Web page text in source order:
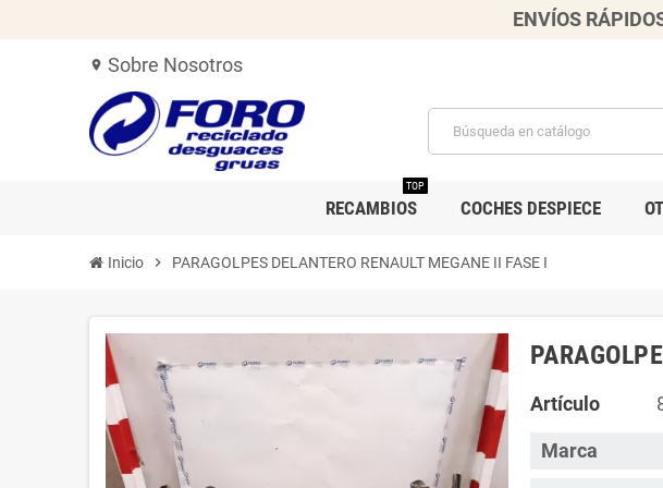
ENVÍOS
location_on Sobre Nosotros
RECAMBIOS
TOP
COCHES DESPIECE
Inicio chevron_right PARAGOLPES DELANTERO RENAULT MEGANE II FASE I
Artículo
Marca